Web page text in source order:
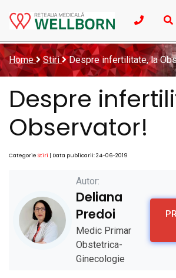
Home Stiri Despre infertilitate, la
Despre
Observator!
Categorie Stiri | Data publicarii: 24-06-2019
Autor:
Deliana
Predoi
Medic Primar
Obstetrica-
Ginecologie